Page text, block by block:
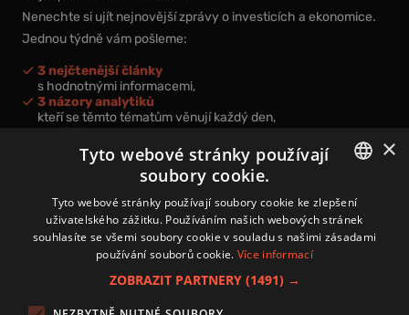
Nenechte si ujít nejnovější zprávy o investicích a ekonomice.
Jednou týdně vám pošleme:
3 nejčtenější články
s hodnotnými informacemi,
3 názory analytiků
kteří se těmto tématům věnují každý den,
nová videa a podcasty
k prohloubení vašich znalostí.
Přihlášením k newsletteru vyjadřujete svůj souhlas spodmínkami
zpracování osobních údajů.
CZECH
×
Tyto webové stránky používají
soubory cookie.
Tyto webové stránky používají soubory cookie ke zlepšení
uživatelského zážitku. Používáním našich webových stránek
souhlasíte se všemi soubory cookie v souladu s našimi zásadami
používání souborů cookie. Více informací
ZOBRAZIT PARTNERY (1491) →